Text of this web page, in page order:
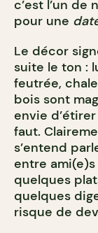
c’est l’un
pour une
Le décor
suite le ton :
feutrée,
bois sont
envie
faut.
s’entend
entre
quelques
quelques
risque de